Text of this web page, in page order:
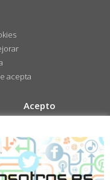
acepta
Acepto